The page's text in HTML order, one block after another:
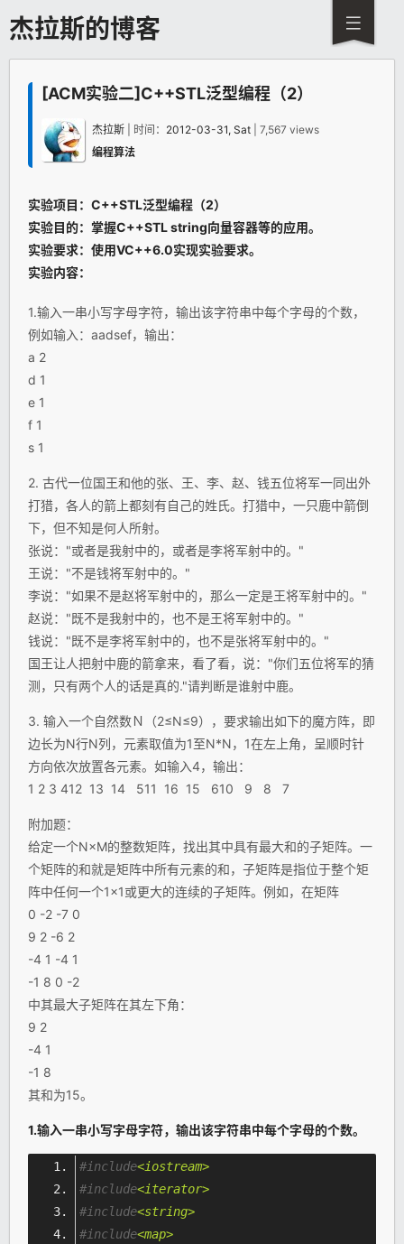
杰拉斯的博客
[ACM实验二]C++STL泛型编程（2）
杰拉斯 | 时间： 2012-03-31, Sat | 7,567 views
编程算法
实验项目： C++STL泛型编程（2）
实验目的：掌握C++STL string向量容器等的应用。
实验要求：使用VC++6.0实现实验要求。
实验内容：
1.输入一串小写字母字符，输出该字符串中每个字母的个数，
例如输入：aadsef，输出：
a 2
d 1
e 1
f 1
s 1
2. 古代一位国王和他的张、王、李、赵、钱五位将军一同出外
打猎，各人的箭上都刻有自己的姓氏。打猎中，一只鹿中箭倒
下，但不知是何人所射。
张说："或者是我射中的，或者是李将军射中的。"
王说："不是钱将军射中的。"
李说："如果不是赵将军射中的，那么一定是王将军射中的。"
赵说："既不是我射中的，也不是王将军射中的。"
钱说："既不是李将军射中的，也不是张将军射中的。"
国王让人把射中鹿的箭拿来，看了看，说："你们五位将军的猜
测，只有两个人的话是真的."请判断是谁射中鹿。
3. 输入一个自然数Ｎ（2≤N≤9），要求输出如下的魔方阵，即
边长为N行N列，元素取值为1至N*N，1在左上角，呈顺时针
方向依次放置各元素。如输入4，输出：
1 2 3 412 13 14 511 16 15 610 9 8 7
附加题：
给定一个N×M的整数矩阵，找出其中具有最大和的子矩阵。一
个矩阵的和就是矩阵中所有元素的和，子矩阵是指位于整个矩
阵中任何一个1×1或更大的连续的子矩阵。 例如，在矩阵
0 -2 -7 0
9 2 -6 2
-4 1 -4 1
-1 8 0 -2
中其最大子矩阵在其左下角：
9 2
-4 1
-1 8
其和为15。
1.输入一串小写字母字符，输出该字符串中每个字母的个数。
#include<iostream>
#include<iterator>
#include<string>
#include<map>